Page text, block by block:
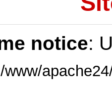
notice: